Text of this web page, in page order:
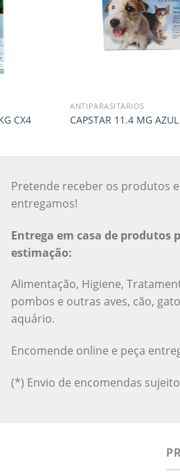
CX4
ANTIPARASITÁRIOS
CAPSTAR 11.4 MG
Pretende receber os produtos
entregamos!
Entrega em casa de produtos
estimação:
Alimentação, Higiene,
pombos e outras aves, cão,
aquário.
Encomende online e peça
(*) Envio de encomendas